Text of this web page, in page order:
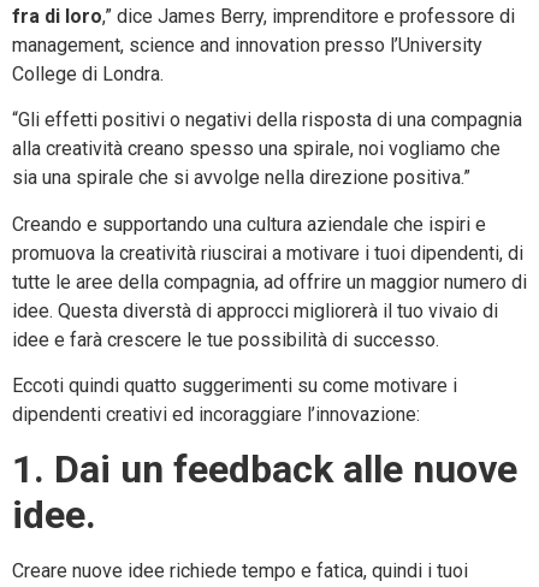
fra di loro,” dice James Berry, imprenditore e professore di
management, science and innovation presso l’University
College di Londra.
“Gli effetti positivi o negativi della risposta di una compagnia
alla creatività creano spesso una spirale, noi vogliamo che
sia una spirale che si avvolge nella direzione positiva.”
Creando e supportando una cultura aziendale che ispiri e
promuova la creatività riuscirai a motivare i tuoi dipendenti, di
tutte le aree della compagnia, ad offrire un maggior numero di
idee. Questa diverstà di approcci migliorerà il tuo vivaio di
idee e farà crescere le tue possibilità di successo.
Eccoti quindi quatto suggerimenti su come motivare i
dipendenti creativi ed incoraggiare l’innovazione:
1. Dai un feedback alle nuove
idee.
Creare nuove idee richiede tempo e fatica, quindi i tuoi